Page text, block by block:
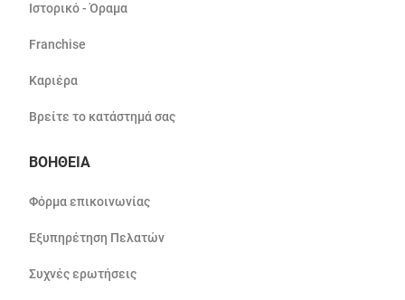
Ιστορικό - Όραμα
Franchise
Καριέρα
Βρείτε το κατάστημά σας
ΒΟΗΘΕΙΑ
Φόρμα επικοινωνίας
Εξυπηρέτηση Πελατών
Συχνές ερωτήσεις